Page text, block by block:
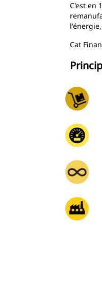
C'est en
Cat